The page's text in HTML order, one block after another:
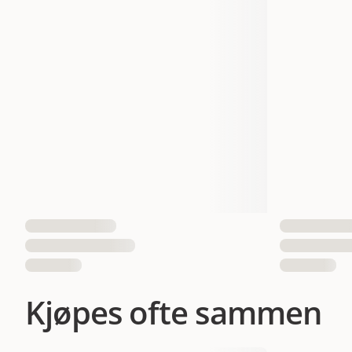
Kjøpes ofte sammen